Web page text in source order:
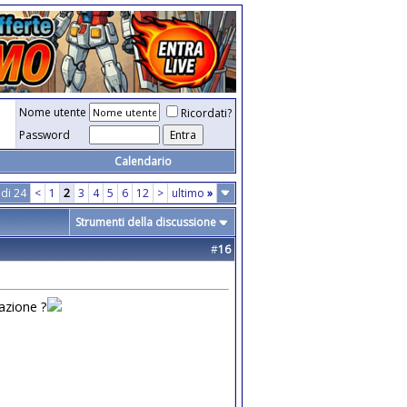
Nome utente
Ricordati?
Password
Calendario
24 < 1 2 3 4 5 6 12 > ultimo »
Strumenti della discussione
#16
?